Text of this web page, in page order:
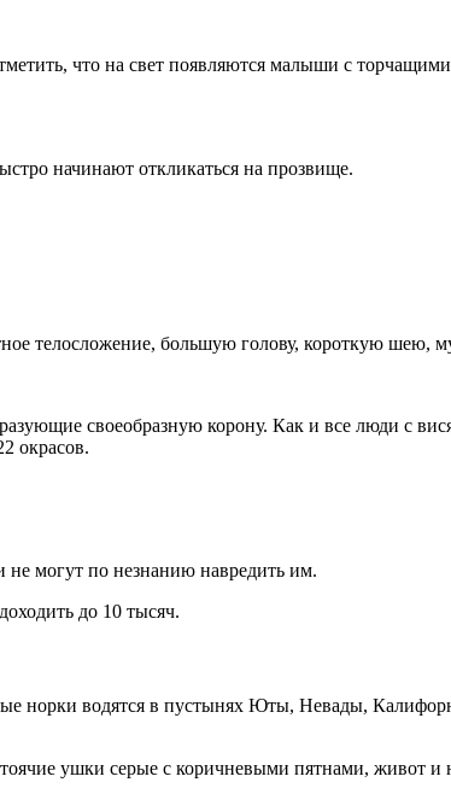
что на свет появляются малыши с
начинают откликаться на прозвище.
телосложение, большую голову, короткую шею,
своеобразную корону. Как и все люди с
окрасов.
не могут по незнанию навредить им.
до 10 тысяч.
норки водятся в пустынях Юты, Невады,
ушки серые с коричневыми пятнами, живот и